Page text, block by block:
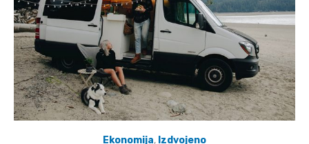
Ekonomija, Izdvojeno